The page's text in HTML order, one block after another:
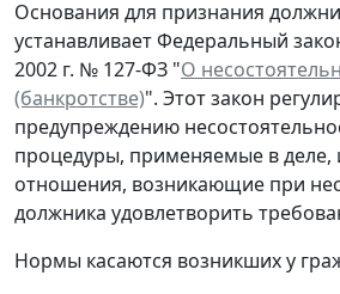
Основания для признания
устанавливает Федеральный
2002 г. № 127-ФЗ "О
(банкротстве)". Этот закон
предупреждению
процедуры, применяемые в деле,
отношения, возникающие при
должника удовлетворить
Нормы касаются возникших у